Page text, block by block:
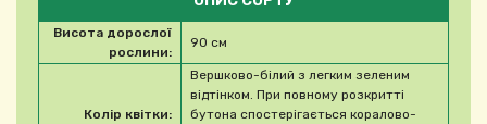
Висота дорослої
рослини:
90 см
Колір квітки:
Вершково-білий з легким зеленим
відтінком. При повному розкритті
бутона спостерігається коралово-